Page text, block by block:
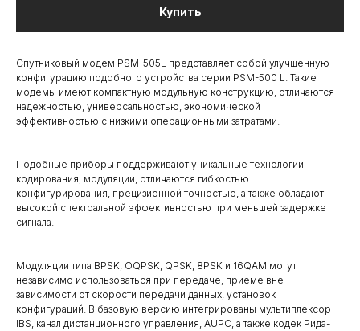
Купить
Спутниковый модем PSM-505L представляет собой улучшенную
конфигурацию подобного устройства серии PSM-500 L. Такие
модемы имеют компактную модульную конструкцию, отличаются
надежностью, универсальностью, экономической
эффективностью с низкими операционными затратами.
Подобные приборы поддерживают уникальные технологии
кодирования, модуляции, отличаются гибкостью
конфигурирования, прецизионной точностью, а также обладают
высокой спектральной эффективностью при меньшей задержке
сигнала.
Модуляции типа BPSK, OQPSK, QPSK, 8PSK и 16QAM могут
независимо использоваться при передаче, приеме вне
зависимости от скорости передачи данных, установок
конфигураций. В базовую версию интегрированы мультиплексор
IBS, канал дистанционного управления, AUPC, а также кодек Рида-